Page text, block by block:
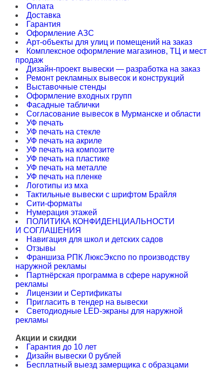
Оплата
Доставка
Гарантия
Оформление АЗС
Арт-объекты для улиц и помещений на заказ
Комплексное оформление магазинов, ТЦ и мест
продаж
Дизайн-проект вывески — разработка на заказ
Ремонт рекламных вывесок и конструкций
Выставочные стенды
Оформление входных групп
Фасадные таблички
Согласование вывесок в Мурманске и области
УФ печать
УФ печать на стекле
УФ печать на акриле
УФ печать на композите
УФ печать на пластике
УФ печать на металле
УФ печать на пленке
Логотипы из мха
Тактильные вывески с шрифтом Брайля
Сити-форматы
Нумерация этажей
ПОЛИТИКА КОНФИДЕНЦИА­ЛЬ­НО­СТИ
И СОГЛАШЕНИЯ
Навигация для школ и детских садов
Отзывы
Франшиза РПК ЛюксЭкспо по производству
наружной рекламы
Партнёрская программа в сфере наружной
рекламы
Лицензии и Сертификаты
Пригласить в тендер на вывески
Светодиодные LED-экраны для наружной
рекламы
Акции и скидки
Гарантия до 10 лет
Дизайн вывески 0 рублей
Бесплатный выезд замерщика с образцами